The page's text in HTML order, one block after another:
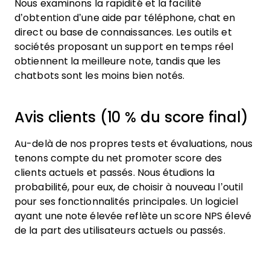
Nous examinons la rapidité et la facilité
d’obtention d’une aide par téléphone, chat en
direct ou base de connaissances. Les outils et
sociétés proposant un support en temps réel
obtiennent la meilleure note, tandis que les
chatbots sont les moins bien notés.
Avis clients (10 % du score final)
Au-delà de nos propres tests et évaluations, nous
tenons compte du net promoter score des
clients actuels et passés. Nous étudions la
probabilité, pour eux, de choisir à nouveau l’outil
pour ses fonctionnalités principales. Un logiciel
ayant une note élevée reflète un score NPS élevé
de la part des utilisateurs actuels ou passés.